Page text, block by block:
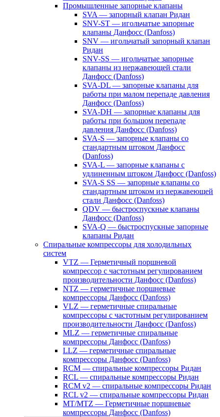
Промышленные запорные клапаны
SVA — запорный клапан Ридан
SNV-ST — игольчатые запорные
клапаны Данфосс (Danfoss)
SNV — игольчатый запорный клапан
Ридан
SNV-SS — игольчатые запорные
клапаны из нержавеющей стали
Данфосс (Danfoss)
SVA-DL — запорные клапаны для
работы при малом перепаде давления
Данфосс (Danfoss)
SVA-DH — запорные клапаны для
работы при большом перепаде
давления Данфосс (Danfoss)
SVA-S — запорные клапаны со
стандартным штоком Данфосс
(Danfoss)
SVA-L — запорные клапаны с
удлиненным штоком Данфосс (Danfoss)
SVA-S SS — запорные клапаны со
стандартным штоком из нержавеющей
стали Данфосс (Danfoss)
QDV — быстроспускные клапаны
Данфосс (Danfoss)
SVA-Q — быстроспускные запорные
клапаны Ридан
Спиральные компрессоры для холодильных
систем
VTZ — Герметичный поршневой
компрессор с частотным регулированием
производительности Данфосс (Danfoss)
NTZ — герметичные поршневые
компрессоры Данфосс (Danfoss)
VLZ — герметичные спиральные
компрессоры с частотным регулированием
производительности Данфосс (Danfoss)
MLZ — герметичные спиральные
компрессоры Данфосс (Danfoss)
LLZ — герметичные спиральные
компрессоры Данфосс (Danfoss)
RCM — спиральные компрессоры Ридан
RCL — спиральные компрессоры Ридан
RCM v2 — спиральные компрессоры Ридан
RCL v2 — спиральные компрессоры Ридан
MT/MTZ — Герметичные поршневые
компрессоры Данфосс (Danfoss)